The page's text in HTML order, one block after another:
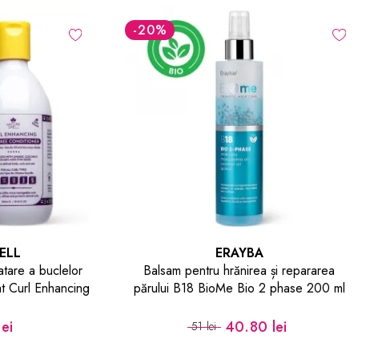
a buclelor
Curl Enhancing
-20%
ERAYBA
Balsam pentru hrănirea și repararea
părului B18 BioMe Bio 2 phase 200 ml
51 lei 40.80 lei